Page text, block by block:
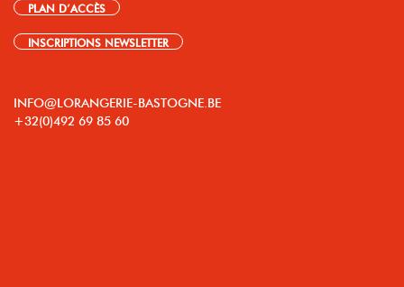
PLAN D’ACCÈS
INSCRIPTIONS NEWSLETTER
INFO@LORANGERIE-BASTOGNE.BE
+32(0)492 69 85 60